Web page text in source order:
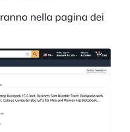
nella pagina dei